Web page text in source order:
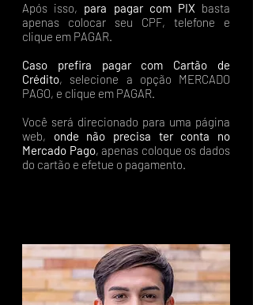
Após isso, para pagar com PIX basta
apenas colocar seu CPF, telefone e
clique em PAGAR.
Caso prefira pagar com Cartão de
Crédito, selecione a opção MERCADO
PAGO, e clique em PAGAR.
Você será direcionado para uma página
web, onde não precisa ter conta no
Mercado Pago, apenas coloque os dados
do cartão e efetue o pagamento.